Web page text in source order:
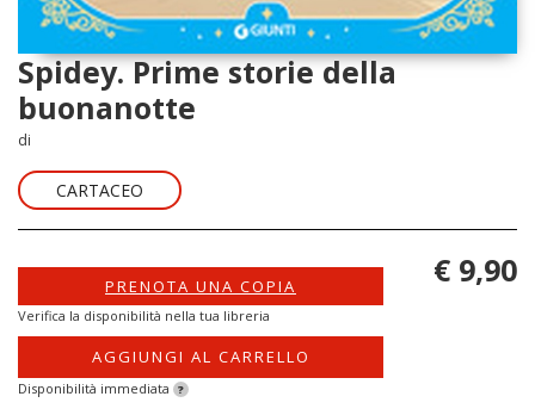
Spidey. Prime storie della
buonanotte
di
CARTACEO
PRENOTA UNA COPIA
Verifica la disponibilità nella tua libreria
AGGIUNGI AL CARRELLO
Disponibilità immediata ?
€ 9,90